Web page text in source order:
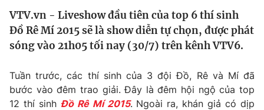
Thế giới
Tin tức
Câu chuyện quốc tế
Kinh tế
Tài chính
Thị trường
Dữ liệu và đời sống
VTV.vn - Liveshow đầu tiên của top 6 thí sinh
Đồ Rê Mí 2015 sẽ là show diễn tự chọn, được phát
sóng vào 21h05 tối nay (30/7) trên kênh VTV6.
Tuần trước, các thí sinh của 3 đội Đồ, Rê và Mí đã
bước vào đêm trao giải. Đây là đêm hội ngộ của top
12 thí sinh Đồ Rê Mí 2015. Ngoài ra, khán giả có dịp